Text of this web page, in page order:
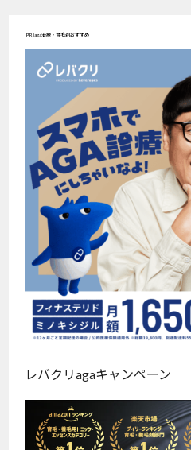
[PR]aga治療・育毛剤おすすめ
レバクリagaキャンペーン